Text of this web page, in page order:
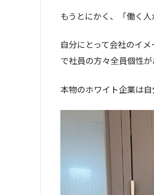
もうとにかく、「働く
自分にとって会社のイ
で社員の方々全員個性
本物のホワイト企業は